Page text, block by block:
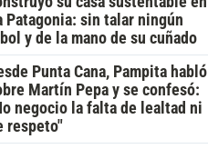
Patagonia: sin talar ningún
y de la mano de su cuñado
Punta Cana, Pampita habló
Martín Pepa y se confesó:
negocio la falta de lealtad ni
respeto"